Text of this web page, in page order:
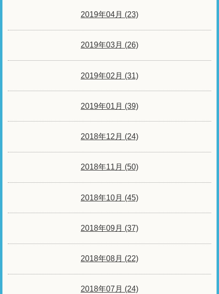
2019年04月 (23)
2019年03月 (26)
2019年02月 (31)
2019年01月 (39)
2018年12月 (24)
2018年11月 (50)
2018年10月 (45)
2018年09月 (37)
2018年08月 (22)
2018年07月 (24)